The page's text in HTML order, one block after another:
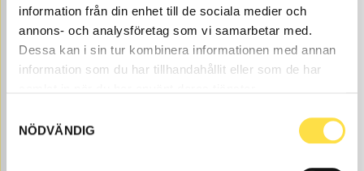
information från din enhet till de sociala medier och
annons- och analysföretag som vi samarbetar med.
Dessa kan i sin tur kombinera informationen med annan
information som du har tillhandahållit eller som de har
NÖDVÄNDIG
FILTER CARTRIDGE